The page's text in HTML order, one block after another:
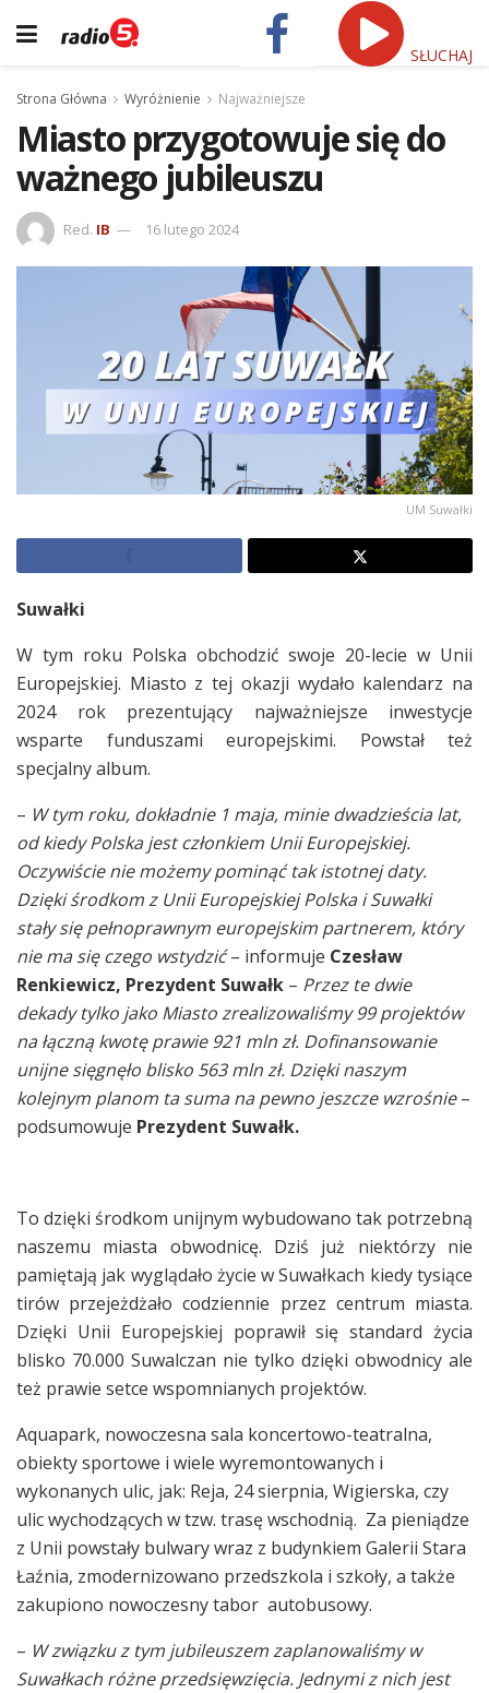
SŁUCHAJ
Strona Główna Wyróżnienie Najważniejsze
Miasto przygotowuje się do
ważnego jubileuszu
Red. IB 16 lutego 2024
UM Suwałki
Suwałki
W tym roku Polska obchodzić swoje 20-lecie w Unii
Europejskiej. Miasto z tej okazji wydało kalendarz na
2024 rok prezentujący najważniejsze inwestycje
wsparte funduszami europejskimi. Powstał też
specjalny album.
– W tym roku, dokładnie 1 maja, minie dwadzieścia lat,
od kiedy Polska jest członkiem Unii Europejskiej.
Oczywiście nie możemy pominąć tak istotnej daty.
Dzięki środkom z Unii Europejskiej Polska i Suwałki
stały się pełnoprawnym europejskim partnerem, który
nie ma się czego wstydzić– informuje Czesław
Renkiewicz, Prezydent Suwałk – Przez te dwie
dekady tylko jako Miasto zrealizowaliśmy 99 projektów
na łączną kwotę prawie 921 mln zł. Dofinansowanie
unijne sięgnęło blisko 563 mln zł. Dzięki naszym
kolejnym planom ta suma na pewno jeszcze wzrośnie–
podsumowuje Prezydent Suwałk.
To dzięki środkom unijnym wybudowano tak potrzebną
naszemu miasta obwodnicę. Dziś już niektórzy nie
pamiętają jak wyglądało życie w Suwałkach kiedy tysiące
tirów przejeżdżało codziennie przez centrum miasta.
Dzięki Unii Europejskiej poprawił się standard życia
blisko 70.000 Suwalczan nie tylko dzięki obwodnicy ale
też prawie setce wspomnianych projektów.
Aquapark, nowoczesna sala koncertowo-teatralna,
obiekty sportowe i wiele wyremontowanych i
wykonanych ulic, jak: Reja, 24 sierpnia, Wigierska, czy
ulic wychodzących w tzw. trasę wschodnią. Za pieniądze
z Unii powstały bulwary wraz z budynkiem Galerii Stara
Łaźnia, zmodernizowano przedszkola i szkoły, a także
zakupiono nowoczesny tabor autobusowy.
– W związku z tym jubileuszem zaplanowaliśmy w
Suwałkach różne przedsięwzięcia. Jednymi z nich jest